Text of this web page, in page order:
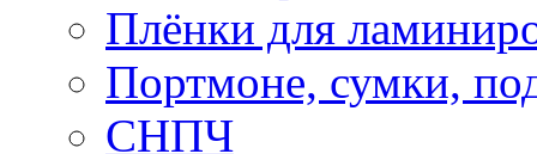
Плёнки для
Портмоне, сумки,
СНПЧ